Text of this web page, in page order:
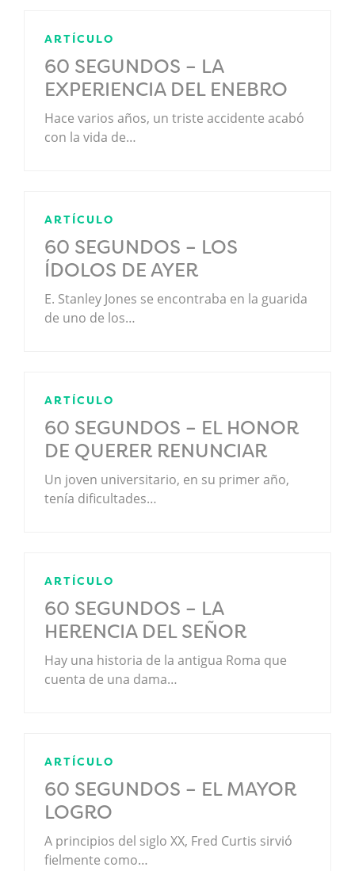
ARTÍCULO
60 SEGUNDOS – LA
EXPERIENCIA DEL ENEBRO
Hace varios años, un triste accidente acabó
con la vida de…
ARTÍCULO
60 SEGUNDOS – LOS
ÍDOLOS DE AYER
E. Stanley Jones se encontraba en la guarida
de uno de los…
ARTÍCULO
60 SEGUNDOS – EL HONOR
DE QUERER RENUNCIAR
Un joven universitario, en su primer año,
tenía dificultades…
ARTÍCULO
60 SEGUNDOS – LA
HERENCIA DEL SEÑOR
Hay una historia de la antigua Roma que
cuenta de una dama…
ARTÍCULO
60 SEGUNDOS – EL MAYOR
LOGRO
A principios del siglo XX, Fred Curtis sirvió
fielmente como…